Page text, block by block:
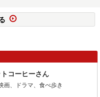
コーヒーさん
画、ドラマ、食べ歩き